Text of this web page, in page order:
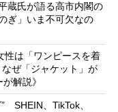
蔵氏が語る高市内閣の
ぎ」いま不可欠なの
は「ワンピースを着
ぜ「ジャケット」が
解説》
SHEIN、TikTok、